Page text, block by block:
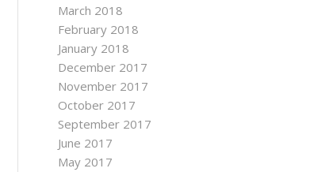
March 2018
February 2018
January 2018
December 2017
November 2017
October 2017
September 2017
June 2017
May 2017